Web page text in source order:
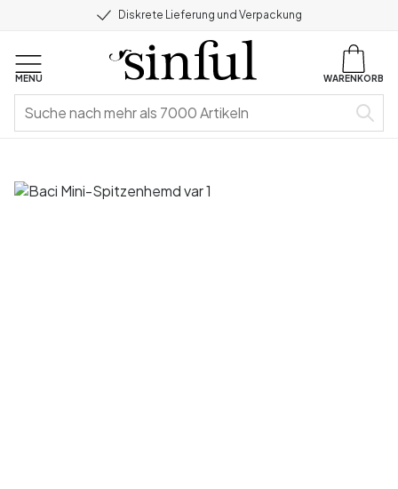
Diskrete Lieferung und Verpackung
MENU WARENKORB